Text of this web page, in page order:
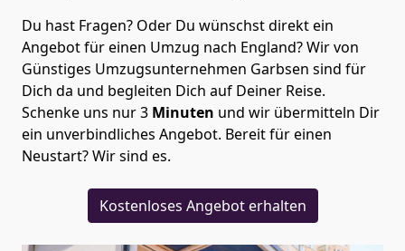
Du hast Fragen? Oder Du wünschst direkt ein
Angebot für einen Umzug nach England? Wir von
Günstiges Umzugsunternehmen Garbsen sind für
Dich da und begleiten Dich auf Deiner Reise.
Schenke uns nur3 Minuten und wir übermitteln Dir
ein unverbindliches Angebot. Bereit für einen
Neustart? Wir sind es.
Kostenloses Angebot erhalten